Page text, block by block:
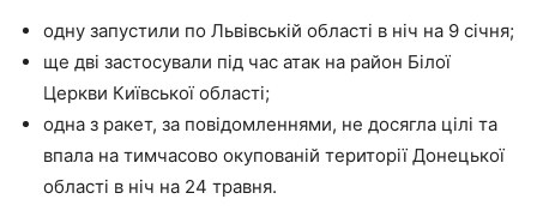
одну запустили по Львівській області в ніч на 9 січня;
ще дві застосували під час атак на район Білої
Церкви Київської області;
одна з ракет, за повідомленнями, не досягла цілі та
впала на тимчасово окупованій території Донецької
області в ніч на 24 травня.